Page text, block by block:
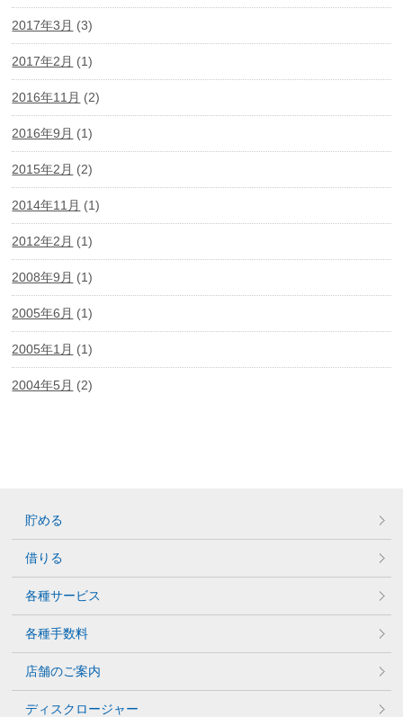
2017年3月 (3)
2017年2月 (1)
2016年11月 (2)
2016年9月 (1)
2015年2月 (2)
2014年11月 (1)
2012年2月 (1)
2008年9月 (1)
2005年6月 (1)
2005年1月 (1)
2004年5月 (2)
貯める
借りる
各種サービス
各種手数料
店舗のご案内
ディスクロージャー